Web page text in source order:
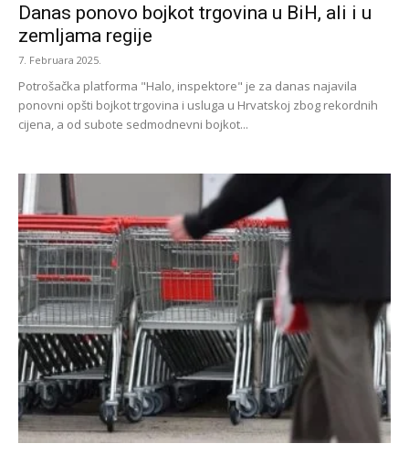
Danas ponovo bojkot trgovina u BiH, ali i u
zemljama regije
7. Februara 2025.
Potrošačka platforma "Halo, inspektore" je za danas najavila
ponovni opšti bojkot trgovina i usluga u Hrvatskoj zbog rekordnih
cijena, a od subote sedmodnevni bojkot...